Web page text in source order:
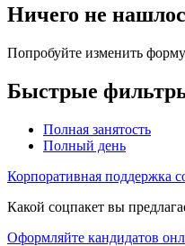
Ничего не
Попробуйте изменить
Быстрые
Полная занятость
Полный день
Корпоративная поддержка
Какой соцпакет вы
Оформляйте кандидатов